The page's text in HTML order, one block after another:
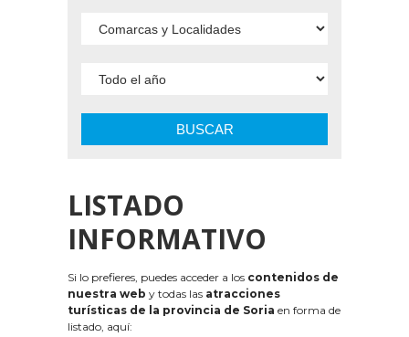
BUSCAR
LISTADO
INFORMATIVO
Si lo prefieres, puedes acceder a los contenidos de
nuestra web y todas las atracciones
turísticas de la provincia de Soria en forma de
listado, aquí: